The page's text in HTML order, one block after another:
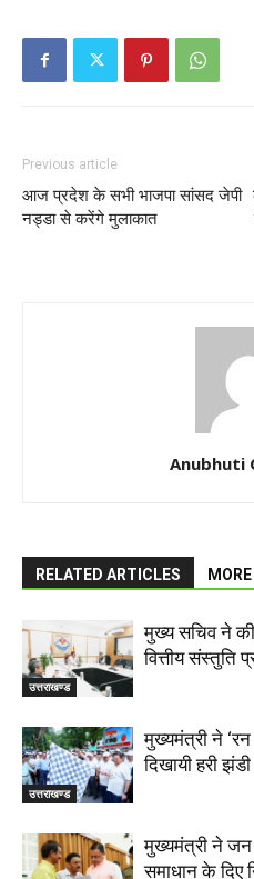
Previous article
आज प्रदेश के सभी भाजपा सांसद जेपी
नड्डा से करेंगे मुलाकात
Anubhuti
RELATED ARTICLES
उत्तराखण्ड
मुख्य सचिव ने की
वित्तीय संस्तुति
उत्तराखण्ड
मुख्यमंत्री ने ‘रन
दिखायी हरी झंडी
मुख्यमंत्री ने जन
समाधान के दिए